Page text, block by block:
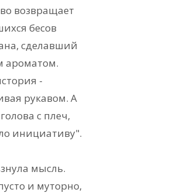
возвращает
бесов
сделавший
ароматом.
-
рукавом. А
с плеч,
инициативу".
мысль.
и муторно,